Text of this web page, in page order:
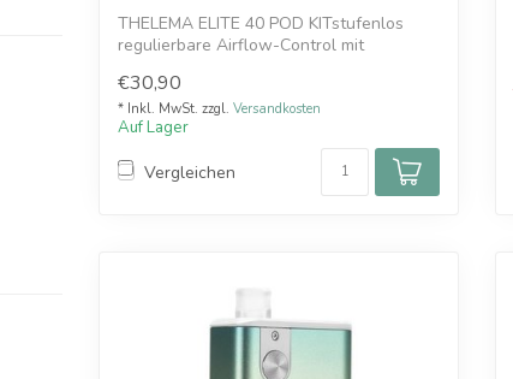
THELEMA ELITE 40 POD KITstufenlos
regulierbare Airflow-Control mit
€30,90
* Inkl. MwSt. zzgl. Versandkosten
Auf Lager
Vergleichen